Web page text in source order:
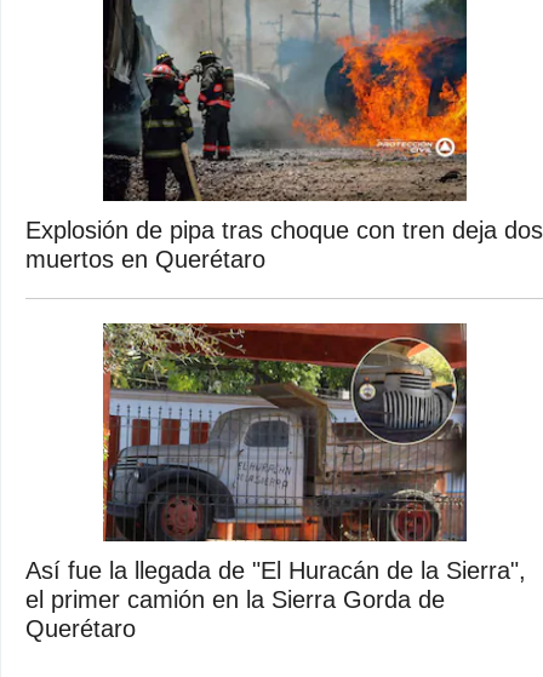
Explosión de pipa tras choque con tren deja dos
muertos en Querétaro
Así fue la llegada de "El Huracán de la Sierra",
el primer camión en la Sierra Gorda de
Querétaro